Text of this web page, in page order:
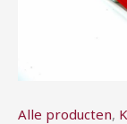
Alle producten,